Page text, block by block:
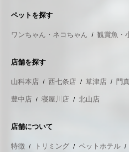
ペットを探す
ワンちゃん・ネコちゃん 観賞魚・
店舗を探す
山科本店 西七条店 草津店 門
豊中店 寝屋川店 北山店
店舗について
特徴 トリミング ペットホテル